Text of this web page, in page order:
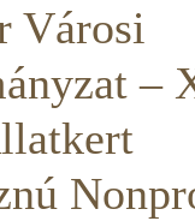
Városi
–